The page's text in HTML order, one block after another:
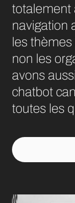
totalement
navigation
les
non les
avons
chatbot
toutes les